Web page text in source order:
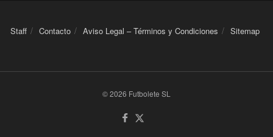
Staff Contacto Aviso Legal – Términos y Condiciones Sitemap
© 2026 Futbolete SL